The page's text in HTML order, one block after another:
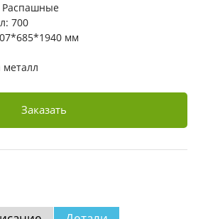
Распашные
700
мм
Заказать